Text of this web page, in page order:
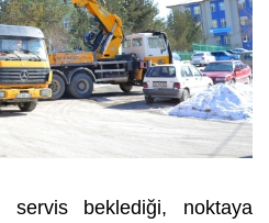
servis beklediği, noktaya